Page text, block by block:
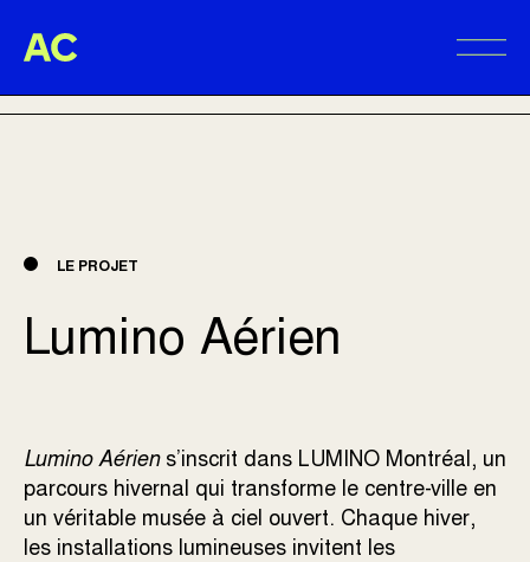
Aire Commune
LE PROJET
Lumino Aérien
Lumino Aériens’inscrit dans LUMINO Montréal, un
parcours hivernal qui transforme le centre-ville en
un véritable musée à ciel ouvert. Chaque hiver,
les installations lumineuses invitent les